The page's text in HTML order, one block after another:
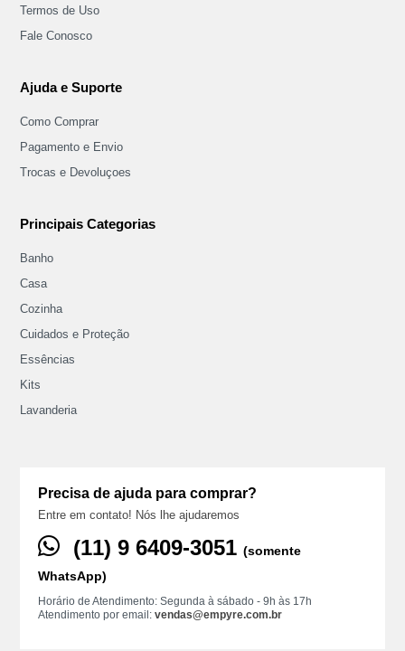
Termos de Uso
Fale Conosco
Ajuda e Suporte
Como Comprar
Pagamento e Envio
Trocas e Devoluçoes
Principais Categorias
Banho
Casa
Cozinha
Cuidados e Proteção
Essências
Kits
Lavanderia
Precisa de ajuda para comprar?
Entre em contato! Nós lhe ajudaremos
(11) ‪9 6409‑3051(somente
WhatsApp)
Horário de Atendimento: Segunda à sábado - 9h às 17h
Atendimento por email:vendas@empyre.com.br